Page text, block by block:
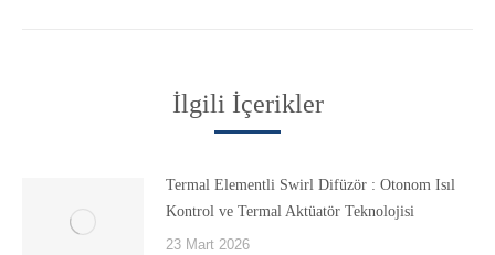
İlgili İçerikler
Termal Elementli Swirl Difüzör : Otonom Isıl
Kontrol ve Termal Aktüatör Teknolojisi
23 Mart 2026